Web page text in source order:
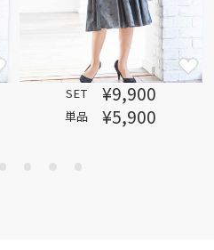
SET ¥9,900
単品 ¥5,900